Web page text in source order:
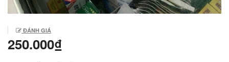
ĐÁNH GIÁ
250.000₫